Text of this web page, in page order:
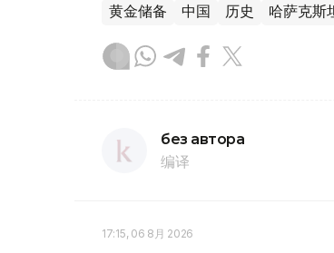
黄金储备 中国 历史 哈萨克斯
без автора
编译
17:15, 06 8月 2026